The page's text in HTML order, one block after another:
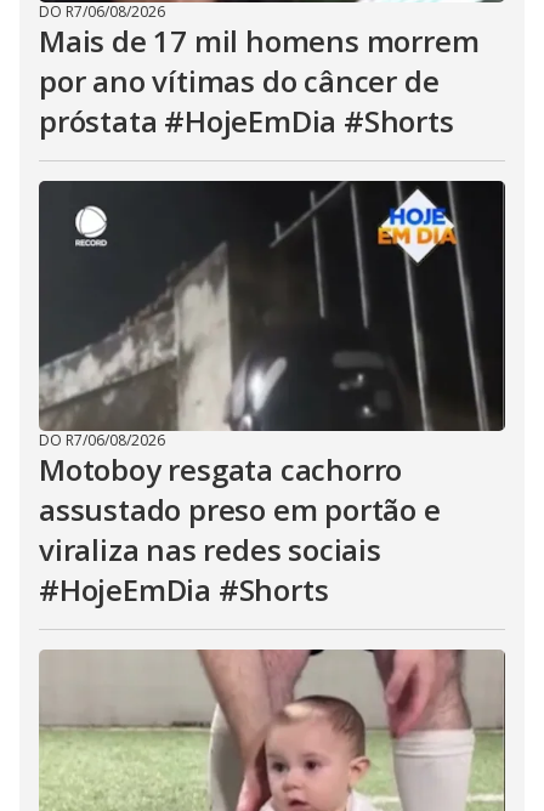
DO R7/06/08/2026
Mais de 17 mil homens morrem
por ano vítimas do câncer de
próstata #HojeEmDia #Shorts
DO R7/06/08/2026
Motoboy resgata cachorro
assustado preso em portão e
viraliza nas redes sociais
#HojeEmDia #Shorts